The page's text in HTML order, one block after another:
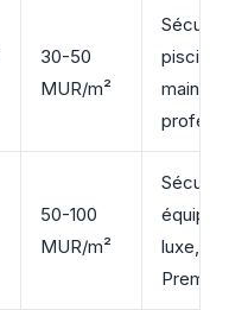
30-50
MUR/m²
piscine,
50-100
MUR/m²
luxe,